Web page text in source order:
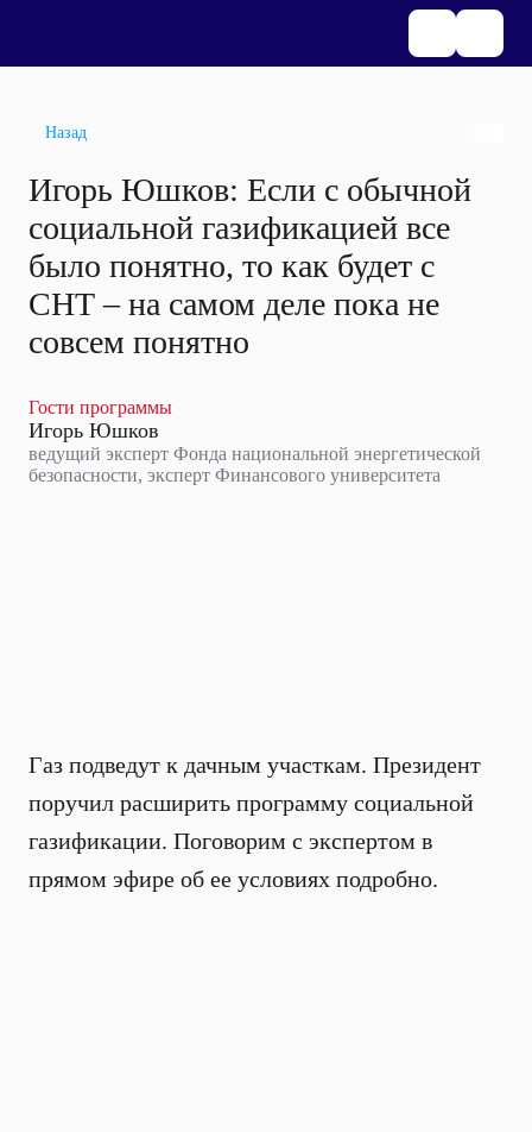
Назад
Игорь Юшков: Если с обычной
социальной газификацией все
было понятно, то как будет с
СНТ – на самом деле пока не
совсем понятно
Гости программы
Игорь Юшков
ведущий эксперт Фонда национальной энергетической
безопасности, эксперт Финансового университета
Газ подведут к дачным участкам. Президент
поручил расширить программу социальной
газификации. Поговорим с экспертом в
прямом эфире об ее условиях подробно.